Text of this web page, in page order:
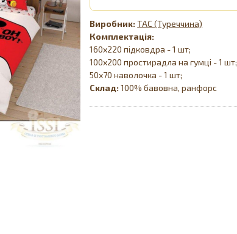
TAC (Туреччина)
Комплектація:
160х220 підковдра - 1 шт;
100х200 простирадла на гумці - 1 шт;
50х70 наволочка - 1 шт;
Склад:100% бавовна, ранфорс